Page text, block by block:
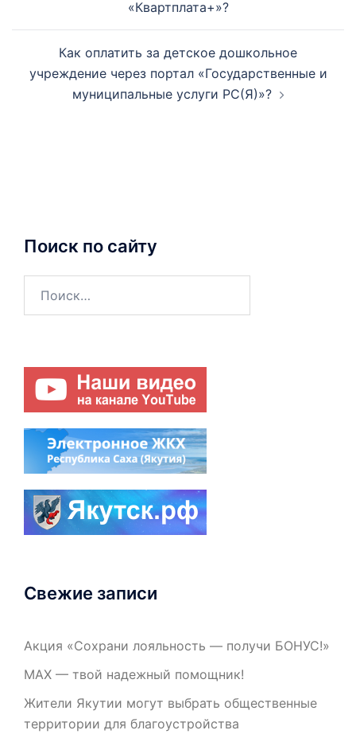
«Квартплата+»?
Как оплатить за детское дошкольное
учреждение через портал «Государственные и
муниципальные услуги РС(Я)»?
Поиск по сайту
Свежие записи
Акция «Сохрани лояльность — получи БОНУС!»
МАХ — твой надежный помощник!
Жители Якутии могут выбрать общественные
территории для благоустройства